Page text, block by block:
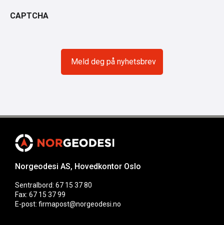
CAPTCHA
Norgeodesi AS, Hovedkontor Oslo
Sentralbord: 67 15 37 80
Fax: 67 15 37 99
E-post: firmapost@norgeodesi.no